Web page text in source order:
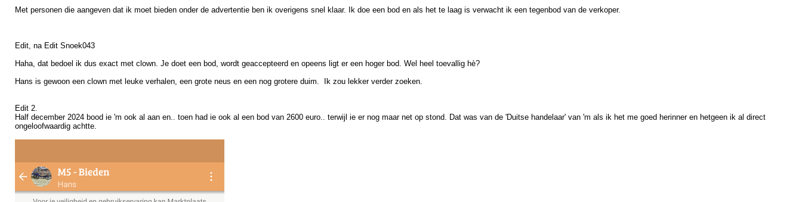
Met personen die aangeven dat ik moet bieden onder de advertentie ben ik overigens snel klaar. Ik doe een bod en als het te laag is verwacht ik een tegenbod van de verkoper.
Edit, na Edit Snoek043
Haha, dat bedoel ik dus exact met clown. Je doet een bod, wordt geaccepteerd en opeens ligt er een hoger bod. Wel heel toevallig hè?
Hans is gewoon een clown met leuke verhalen, een grote neus en een nog grotere duim. Ik zou lekker verder zoeken.
Edit 2.
Half december 2024 bood ie 'm ook al aan en.. toen had ie ook al een bod van 2600 euro.. terwijl ie er nog maar net op stond. Dat was van de 'Duitse handelaar' van 'm als ik het me goed herinner en hetgeen ik al direct
ongeloofwaardig achtte.